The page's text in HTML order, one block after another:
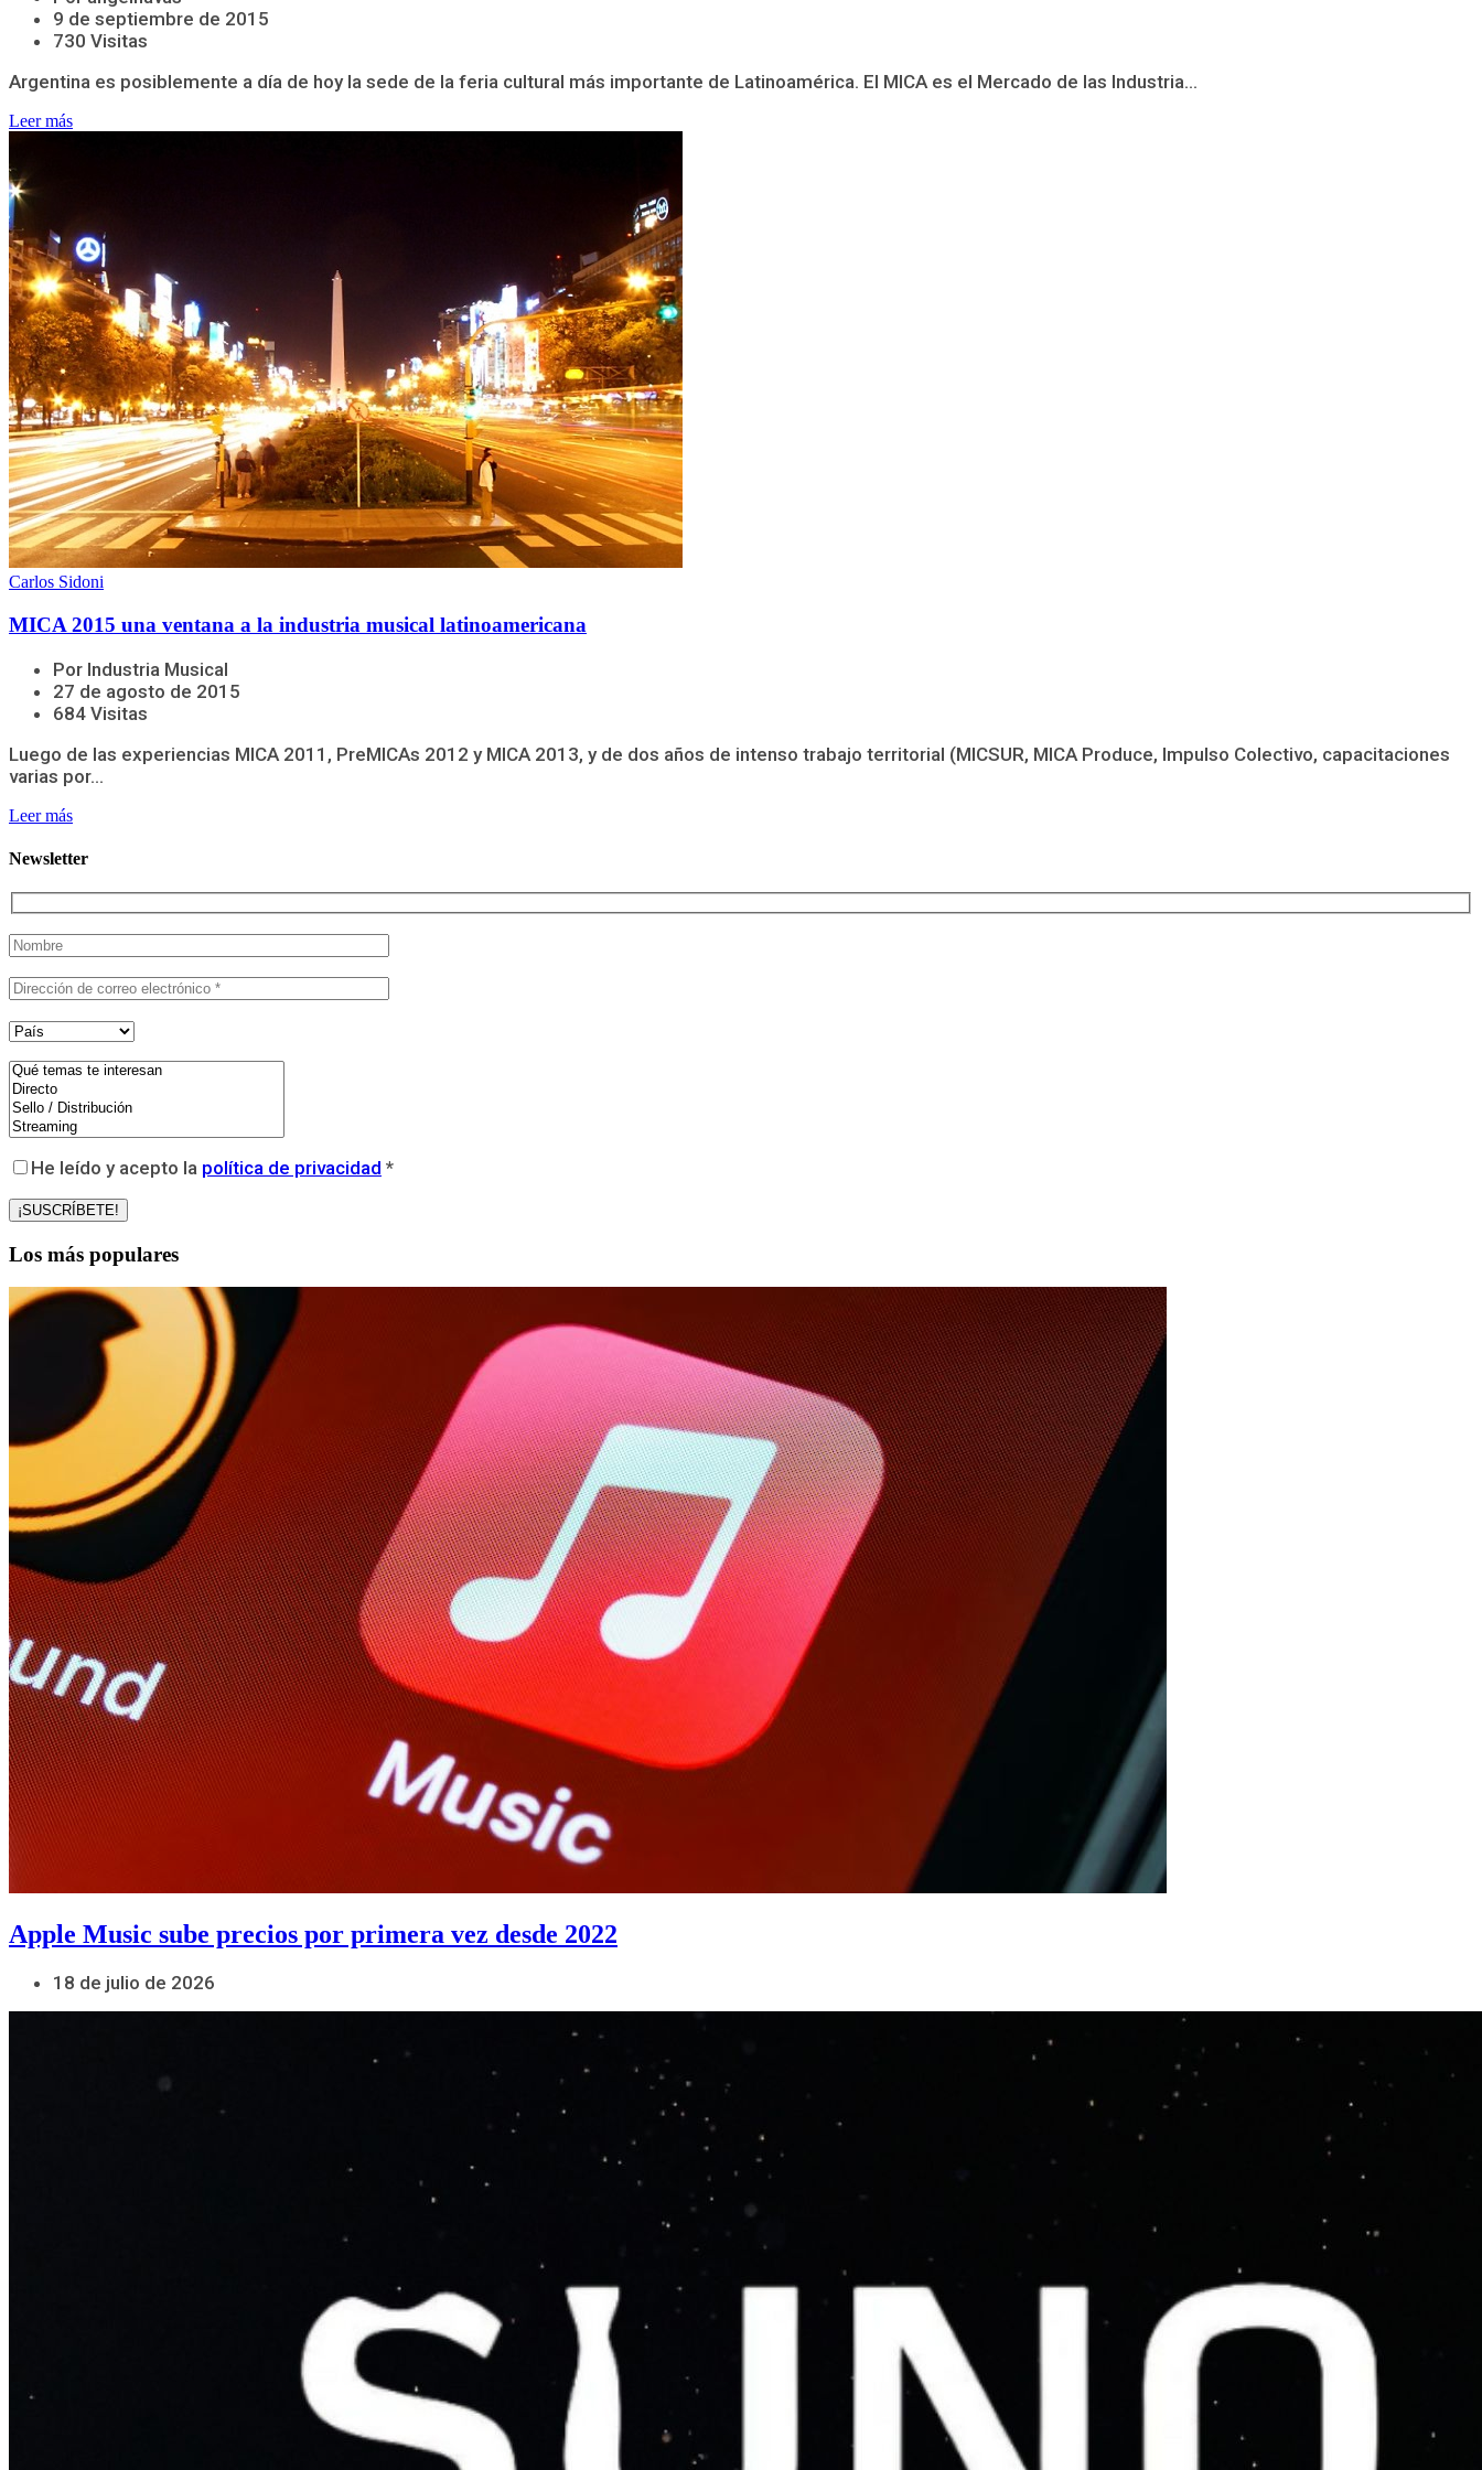
9 de septiembre de 2015
730 Visitas
Argentina es posiblemente a día de hoy la sede de la feria cultural más importante de Latinoamérica. El MICA es el Mercado de las Industria...
Leer más
Carlos Sidoni
MICA 2015 una ventana a la industria musical latinoamericana
Por Industria Musical
27 de agosto de 2015
684 Visitas
Luego de las experiencias MICA 2011, PreMICAs 2012 y MICA 2013, y de dos años de intenso trabajo territorial (MICSUR, MICA Produce, Impulso Colectivo, capacitaciones
varias por...
Leer más
Newsletter
He leído y acepto la política de privacidad *
Los más populares
Apple Music sube precios por primera vez desde 2022
18 de julio de 2026